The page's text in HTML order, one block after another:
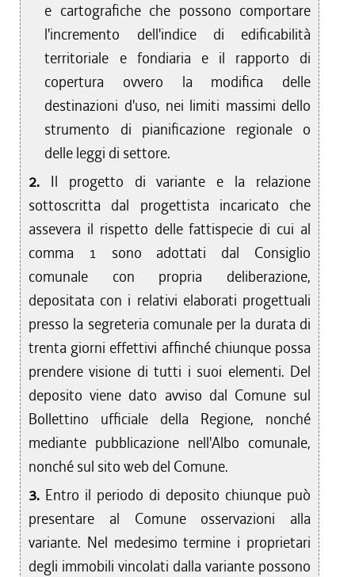
e cartografiche che possono comportare
l'incremento dell'indice di edificabilità
territoriale e fondiaria e il rapporto di
copertura ovvero la modifica delle
destinazioni d'uso, nei limiti massimi dello
strumento di pianificazione regionale o
delle leggi di settore.
2. Il progetto di variante e la relazione
sottoscritta dal progettista incaricato che
assevera il rispetto delle fattispecie di cui al
comma 1 sono adottati dal Consiglio
comunale con propria deliberazione,
depositata con i relativi elaborati progettuali
presso la segreteria comunale per la durata di
trenta giorni effettivi affinché chiunque possa
prendere visione di tutti i suoi elementi. Del
deposito viene dato avviso dal Comune sul
Bollettino ufficiale della Regione, nonché
mediante pubblicazione nell'Albo comunale,
nonché sul sito web del Comune.
3. Entro il periodo di deposito chiunque può
presentare al Comune osservazioni alla
variante. Nel medesimo termine i proprietari
degli immobili vincolati dalla variante possono